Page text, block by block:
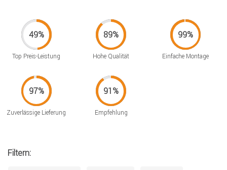
Top Preis-Leistung Hohe Qualität Einfache Montage
Zuverlässige Lieferung Empfehlung
Filtern: